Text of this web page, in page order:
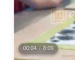
00:04 / 8:09